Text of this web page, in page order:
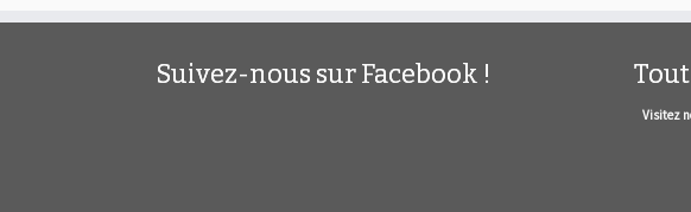
Suivez-nous sur Facebook !
Visitez